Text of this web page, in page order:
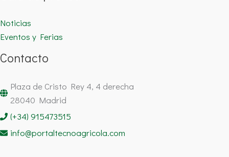
Noticias
Eventos y Ferias
Contacto
Plaza de Cristo Rey 4, 4 derecha
28040 Madrid
(+34) 915473515
info@portaltecnoagricola.com